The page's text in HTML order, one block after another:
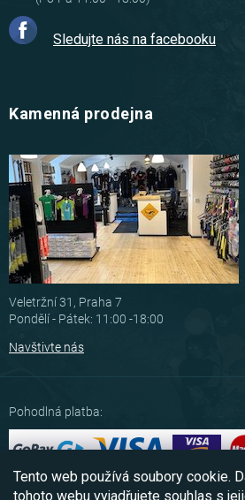
Tento web používá soubory cookie.
tohoto webu vyjadřujete souhlas s
Sledujte nás na facebooku
Kamenná prodejna
Veletržní 31, Praha 7
Pondělí - Pátek: 11:00 -18:00
Navštivte nás
Pohodlná platba:
Možnosti dopravy: